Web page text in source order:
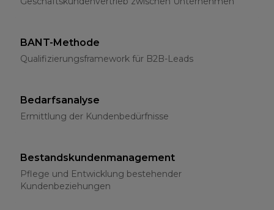
BANT-Methode
Qualifizierungsframework für B2B-Leads
Bedarfsanalyse
Ermittlung der Kundenbedürfnisse
Bestandskundenmanagement
Pflege und Entwicklung bestehender
Kundenbeziehungen